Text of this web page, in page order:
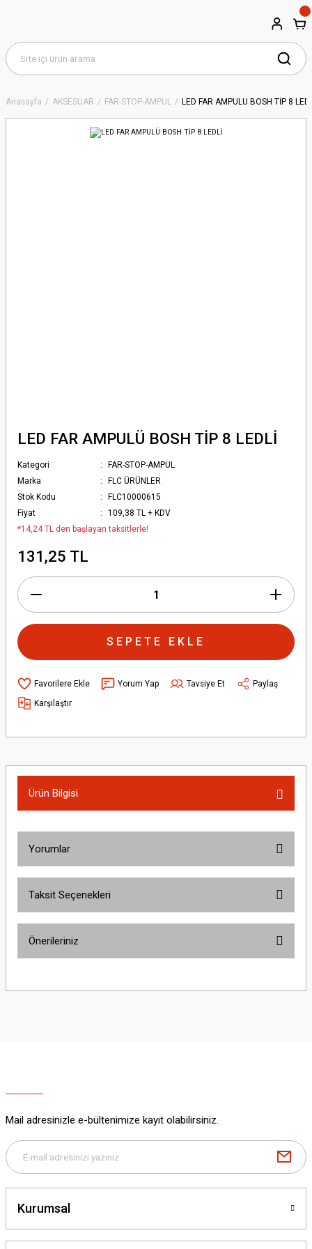
Anasayfa AKSESUAR FAR-STOP-AMPUL LED FAR AMPULÜ BOSH TİP 8
LED FAR AMPULÜ BOSH TİP 8 LEDLİ
Kategori
FAR-STOP-AMPUL
Marka
FLC ÜRÜNLER
Stok Kodu
FLC10000615
Fiyat
109,38 TL + KDV
*14,24 TL den başlayan taksitlerle!
131,25 TL
SEPETE EKLE
Yorum Yap Tavsiye Et
Paylaş
Karşılaştır
Ürün Bilgisi
Yorumlar
Taksit Seçenekleri
Önerileriniz
yetersiz gördüğünüz noktaları öneri formunu kullanarak tarafımıza
Bu ürüne benzer farklı alternatifler olmalı.
Mail adresinizle e-bültenimize kayıt olabilirsiniz.
Kurumsal